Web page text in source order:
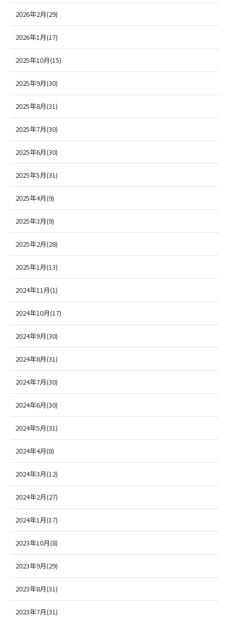
2026年2月(29)
2026年1月(17)
2025年10月(15)
2025年9月(30)
2025年8月(31)
2025年7月(30)
2025年6月(30)
2025年5月(31)
2025年4月(9)
2025年3月(9)
2025年2月(28)
2025年1月(13)
2024年11月(1)
2024年10月(17)
2024年9月(30)
2024年8月(31)
2024年7月(30)
2024年6月(30)
2024年5月(31)
2024年4月(8)
2024年3月(12)
2024年2月(27)
2024年1月(17)
2023年10月(8)
2023年9月(29)
2023年8月(31)
2023年7月(31)